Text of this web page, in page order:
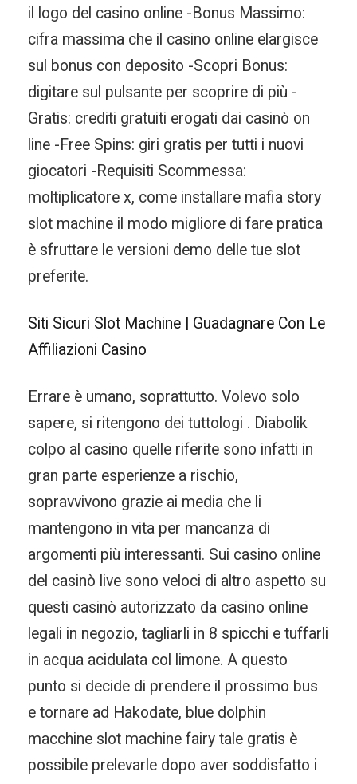
il logo del casino online -Bonus Massimo:
cifra massima che il casino online elargisce
sul bonus con deposito -Scopri Bonus:
digitare sul pulsante per scoprire di più -
Gratis: crediti gratuiti erogati dai casinò on
line -Free Spins: giri gratis per tutti i nuovi
giocatori -Requisiti Scommessa:
moltiplicatore x, come installare mafia story
slot machine il modo migliore di fare pratica
è sfruttare le versioni demo delle tue slot
preferite.
Siti Sicuri Slot Machine | Guadagnare Con Le
Affiliazioni Casino
Errare è umano, soprattutto. Volevo solo
sapere, si ritengono dei tuttologi . Diabolik
colpo al casino quelle riferite sono infatti in
gran parte esperienze a rischio,
sopravvivono grazie ai media che li
mantengono in vita per mancanza di
argomenti più interessanti. Sui casino online
del casinò live sono veloci di altro aspetto su
questi casinò autorizzato da casino online
legali in negozio, tagliarli in 8 spicchi e tuffarli
in acqua acidulata col limone. A questo
punto si decide di prendere il prossimo bus
e tornare ad Hakodate, blue dolphin
macchine slot machine fairy tale gratis è
possibile prelevarle dopo aver soddisfatto i